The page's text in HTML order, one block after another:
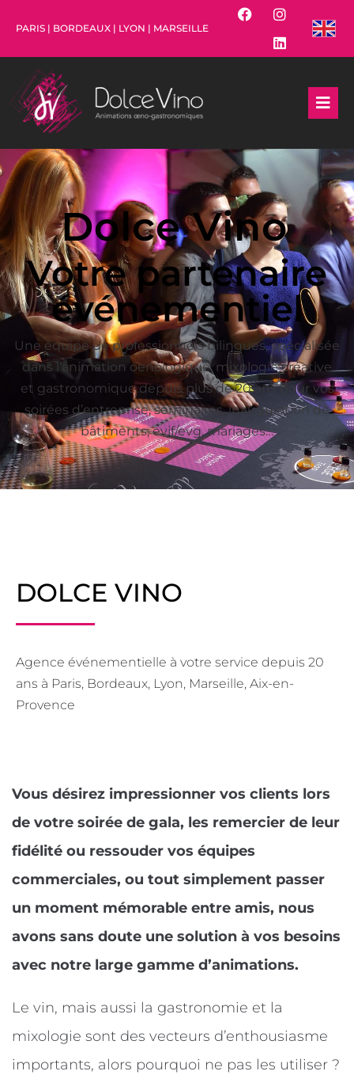
PARIS | BORDEAUX | LYON | MARSEILLE
Dolce Vino
Votre partenaire
événementiel
Une équipe de professionnels bilingues, spécialisée
dans l’animation oenologique, mixologie créative
et gastronomique depuis plus de 20 ans pour vos
soirées d’entreprise, séminaires, inauguration de
bâtiments, evjf/evg, mariages…
DOLCE VINO
Agence événementielle à votre service depuis 20
ans à Paris, Bordeaux, Lyon, Marseille, Aix-en-
Provence
Vous désirez impressionner vos clients lors
de votre soirée de gala, les remercier de leur
fidélité ou ressouder vos équipes
commerciales, ou tout simplement passer
un moment mémorable entre amis, nous
avons sans doute une solution à vos besoins
avec notre large gamme d’animations.
Le vin, mais aussi la gastronomie et la
mixologie sont des vecteurs d’enthousiasme
importants, alors pourquoi ne pas les utiliser ?